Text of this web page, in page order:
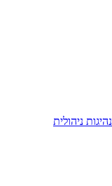
ניהולית